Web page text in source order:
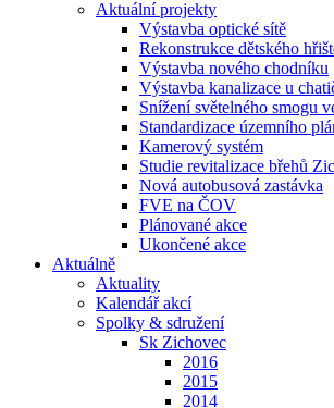
Aktuální projekty
Výstavba optické sítě
Rekonstrukce dětského
Výstavba nového chodníku
Výstavba kanalizace u
Snížení světelného smogu
Standardizace územního
Kamerový systém
Studie revitalizace břehů
Nová autobusová zastávka
FVE na ČOV
Plánované akce
Ukončené akce
Aktuálně
Aktuality
Kalendář akcí
Spolky & sdružení
Sk Zichovec
2016
2015
2014